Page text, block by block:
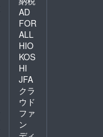
AD
FOR
ALL
HIO
KOS
HI
JFA
クラ
ウド
ファ
ン